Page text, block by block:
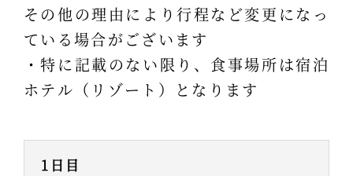
その他の理由により行程など変更になっ
ている場合がございます
・特に記載のない限り、食事場所は宿泊
ホテル（リゾート）となります
1日目